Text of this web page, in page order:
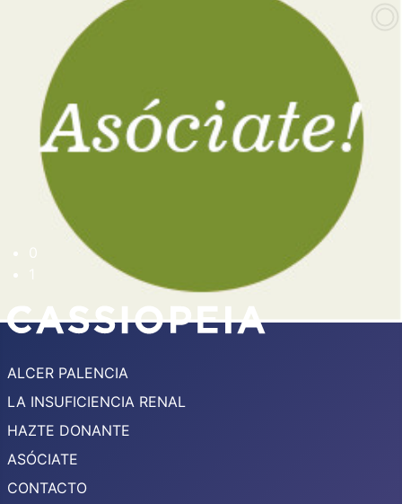
0
ALCER PALENCIA
LA INSUFICIENCIA RENAL
HAZTE DONANTE
ASÓCIATE
CONTACTO